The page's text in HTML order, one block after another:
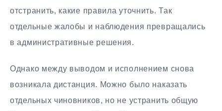
отстранить, какие правила уточнить. Так
отдельные жалобы и наблюдения превращались
в административные решения.
Однако между выводом и исполнением снова
возникала дистанция. Можно было наказать
отдельных чиновников, но не устранить общую